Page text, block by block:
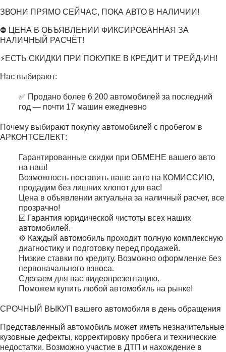
ЗВОНИ ПРЯМО СЕЙЧАС, ПОКА АВТО В НАЛИЧИИ!
⛔ ЦЕНА В ОБЪЯВЛЕНИИ ФИКСИРОВАННАЯ ЗА
НАЛИЧНЫЙ РАСЧЁТ!
⚡ЕСТЬ СКИДКИ ПРИ ПОКУПКЕ В КРЕДИТ И ТРЕЙД-ИН!
Нас выбирают:
✅ Продано более 6 200 автомобилей за последний
год — почти 17 машин ежедневно
Почему выбирают покупку автомобилей с пробегом в
АРКОНТСЕЛЕКТ:
Гарантированные скидки при ОБМЕНЕ вашего авто
на наш!
Возможность поставить ваше авто на КОМИССИЮ,
продадим без лишних хлопот для вас!
Цена в объявлении актуальна за наличный расчет, все
прозрачно!
☑️ Гарантия юридической чистоты всех наших
автомобилей.
⚙️ Каждый автомобиль проходит полную комплексную
диагностику и подготовку перед продажей.
Низкие ставки по кредиту. Возможно оформление без
первоначального взноса.
Сделаем для вас видеопрезентацию.
Поможем купить любой автомобиль на рынке!
СРОЧНЫЙ ВЫКУП вашего автомобиля в день обращения
Представленный автомобиль может иметь незначительные
кузовные дефекты, корректировку пробега и технические
недостатки. Возможно участие в ДТП и нахождение в